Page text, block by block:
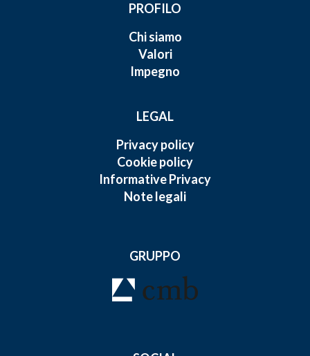
PROFILO
Chi siamo
Valori
Impegno
LEGAL
Privacy policy
Cookie policy
Informative Privacy
Note legali
GRUPPO